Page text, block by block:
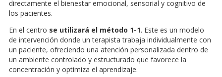
directamente el bienestar emocional, sensorial y cognitivo de
los pacientes.
En el centro se utilizará el método 1-1. Este es un modelo
de intervención donde un terapista trabaja individualmente con
un paciente, ofreciendo una atención personalizada dentro de
un ambiente controlado y estructurado que favorece la
concentración y optimiza el aprendizaje.